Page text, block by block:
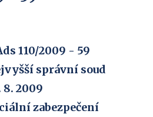
110/2009 - 59
správní soud
8. 2009
zabezpečení